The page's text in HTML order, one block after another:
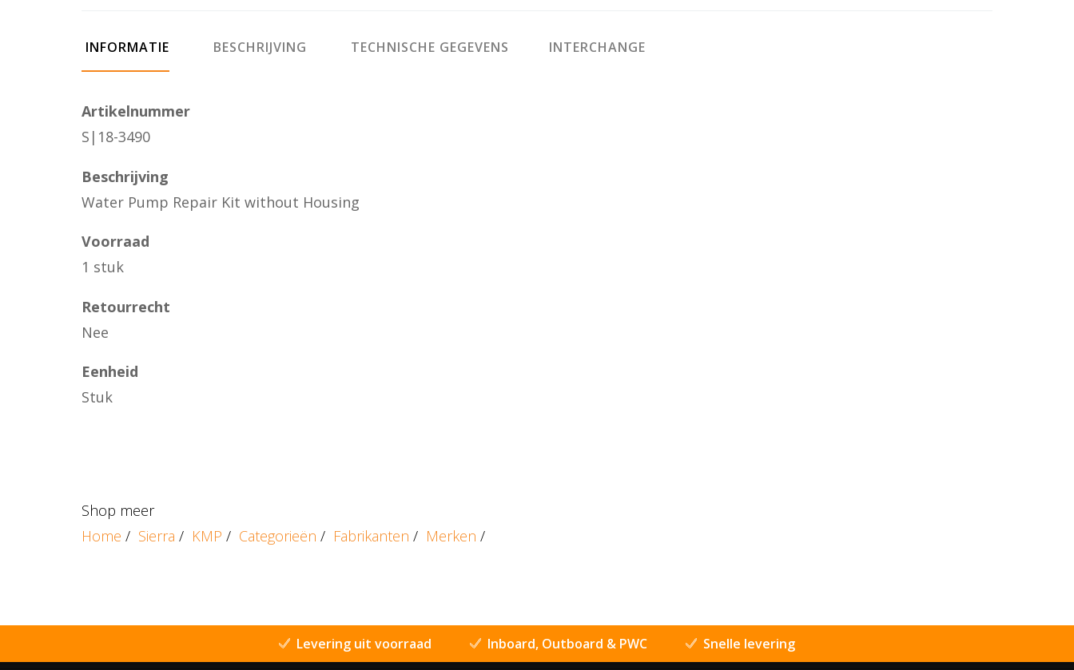
INFORMATIE BESCHRIJVING TECHNISCHE GEGEVENS INTERCHANGE
Artikelnummer
S|18-3490
Beschrijving
Water Pump Repair Kit without Housing
Voorraad
1 stuk
Retourrecht
Nee
Eenheid
Stuk
Shop meer
Home / Sierra / KMP / Categorieën / Fabrikanten / Merken /
Levering uit voorraad Inboard, Outboard & PWC Snelle levering